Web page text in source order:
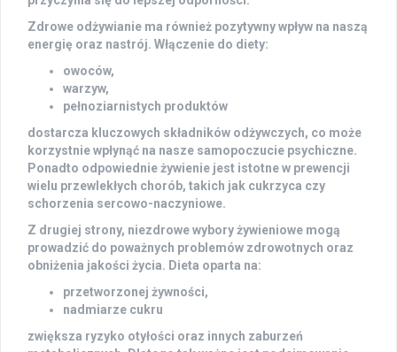
Zdrowe odżywianie ma również pozytywny wpływ na naszą
energię oraz nastrój. Włączenie do diety:
owoców,
warzyw,
pełnoziarnistych produktów
dostarcza kluczowych składników odżywczych, co może
korzystnie wpłynąć na nasze samopoczucie psychiczne.
Ponadto odpowiednie żywienie jest istotne w prewencji
wielu przewlekłych chorób, takich jak cukrzyca czy
schorzenia sercowo-naczyniowe.
Z drugiej strony, niezdrowe wybory żywieniowe mogą
prowadzić do poważnych problemów zdrowotnych oraz
obniżenia jakości życia. Dieta oparta na:
przetworzonej żywności,
nadmiarze cukru
zwiększa ryzyko otyłości oraz innych zaburzeń